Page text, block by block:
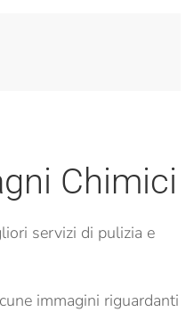
Chimici
servizi di pulizia e
immagini riguardanti